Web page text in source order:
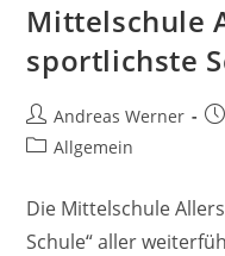
Mittelschule
sportlichste
Beitrags-
Autor:
Andreas Werner
Beitrags-
Allgemein
Die Mittelschule
Schule“ aller